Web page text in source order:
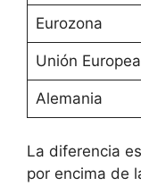
Eurozona
Unión Europea
Alemania
La diferencia
por encima de